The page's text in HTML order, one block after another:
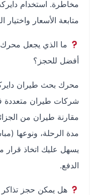
مخاطرة. استخدام دايركت
متابعة الأسعار واختيار
ما الذي يجعل محرك بحث
أفضل للحجز؟
محرك بحث طيران دايركت
شركات طيران متعددة في
مقارنة طيران من الجزائر
مدة الرحلة، ونوعها (مباشرة
يسهل عليك اتخاذ قرار
هل يمكن حجز تذاكر